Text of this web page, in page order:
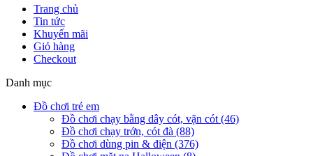
Trang chủ
Tin tức
Khuyến mãi
Giỏ hàng
Checkout
Danh mục
Đồ chơi trẻ em
Đồ chơi chạy bằng dây cót, vặn cót (46)
Đồ chơi chạy trớn, cót đà (88)
Đồ chơi dùng pin & điện (376)